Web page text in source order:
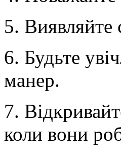
5. Виявляйте
6. Будьте
манер.
7.
коли вони